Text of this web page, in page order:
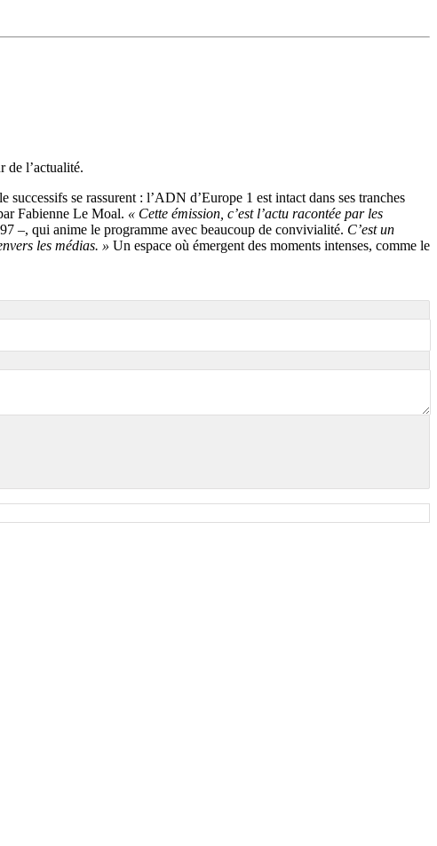
de l’actualité.
se rassurent : l’ADN d’Europe 1 est intact dans ses tranches
Fabienne Le Moal. « Cette émission, c’est l’actu racontée par les
–, qui anime le programme avec beaucoup de convivialité. C’est un
les médias. » Un espace où émergent des moments intenses, comme le